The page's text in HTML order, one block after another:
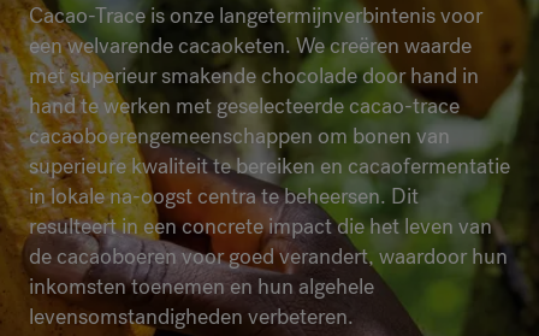
Cacao-Trace is onze langetermijnverbintenis voor
een welvarende cacaoketen. We creëren waarde
met superieur smakende chocolade door hand in
hand te werken met geselecteerde cacao-trace
cacaoboerengemeenschappen om bonen van
superieure kwaliteit te bereiken en cacaofermentatie
in lokale na-oogst centra te beheersen. Dit
resulteert in een concrete impact die het leven van
de cacaoboeren voor goed verandert, waardoor hun
inkomsten toenemen en hun algehele
levensomstandigheden verbeteren.